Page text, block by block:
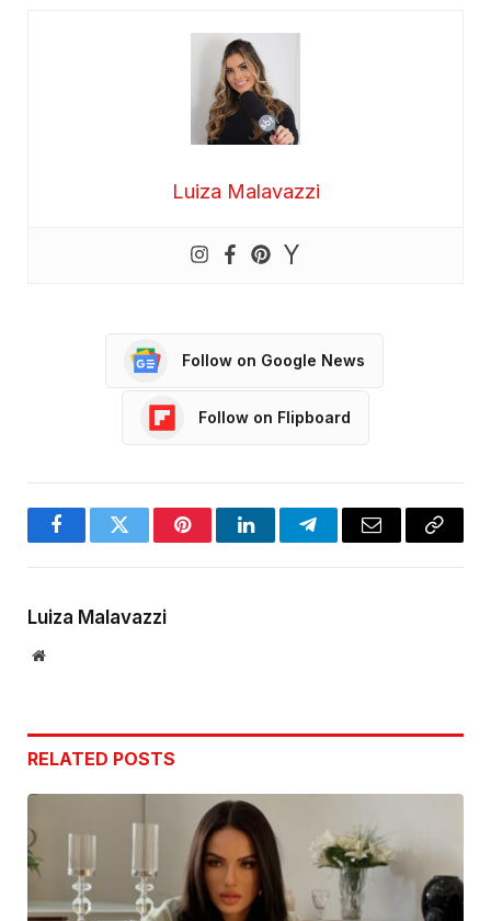
Luiza Malavazzi
Follow on Google News
Follow on Flipboard
FacebookTwitter PinterestLinkedInTelegramEmail
Copy
Luiza Malavazzi
Website
RELATED POSTS